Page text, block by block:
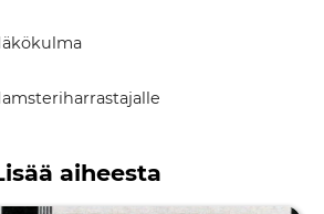
aiheesta